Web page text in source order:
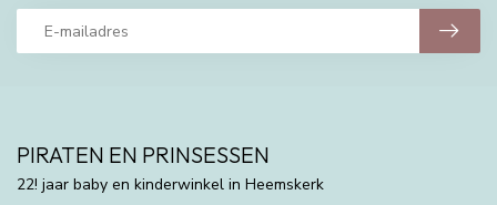
PIRATEN EN PRINSESSEN
22! jaar baby en kinderwinkel in Heemskerk